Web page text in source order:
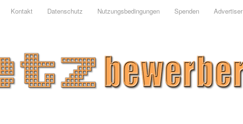
Kontakt Datenschutz Nutzungsbedingungen Spenden Advertiser